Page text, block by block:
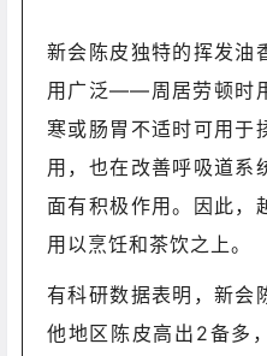
新会陈皮独特的挥发油
用广泛——周居劳顿时
寒或肠胃不适时可用于
用，也在改善呼吸道系
面有积极作用。因此，
用以烹饪和茶饮之上。
有科研数据表明，新会
他地区陈皮高出2备多